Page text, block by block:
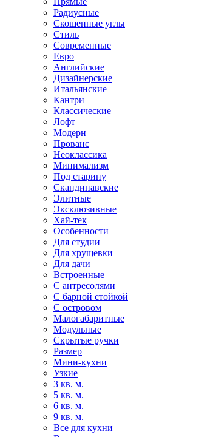
Радиусные
Скошенные углы
Стиль
Современные
Евро
Английские
Дизайнерские
Итальянские
Кантри
Классические
Лофт
Модерн
Прованс
Неоклассика
Минимализм
Под старину
Скандинавские
Элитные
Эксклюзивные
Хай-тек
Особенности
Для студии
Для хрущевки
Для дачи
Встроенные
С антресолями
С барной стойкой
С островом
Малогабаритные
Модульные
Скрытые ручки
Размер
Мини-кухни
Узкие
3 кв. м.
5 кв. м.
6 кв. м.
9 кв. м.
Все для кухни